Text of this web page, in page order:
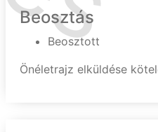
Beosztás
Beosztott
Önéletrajz elküldése